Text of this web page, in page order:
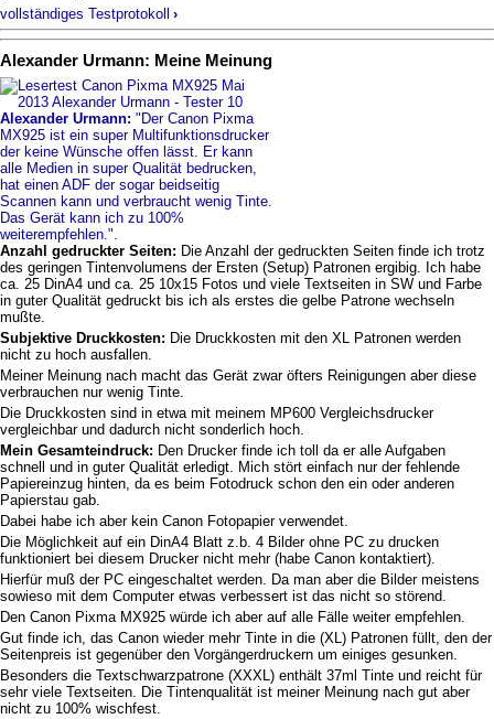
vollständiges Testprotokoll ›
Alexander Urmann: Meine Meinung
Alexander Urmann: "Der Canon Pixma
MX925 ist ein super Multifunktionsdrucker
der keine Wünsche offen lässt. Er kann
alle Medien in super Qualität bedrucken,
hat einen ADF der sogar beidseitig
Scannen kann und verbraucht wenig Tinte.
Das Gerät kann ich zu 100%
weiterempfehlen.".
Anzahl gedruckter Seiten: Die Anzahl der gedruckten Seiten finde ich trotz
des geringen Tintenvolumens der Ersten (Setup) Patronen ergibig. Ich habe
ca. 25 DinA4 und ca. 25 10x15 Fotos und viele Textseiten in SW und Farbe
in guter Qualität gedruckt bis ich als erstes die gelbe Patrone wechseln
mußte.
Subjektive Druckkosten: Die Druckkosten mit den XL Patronen werden
nicht zu hoch ausfallen.
Meiner Meinung nach macht das Gerät zwar öfters Reinigungen aber diese
verbrauchen nur wenig Tinte.
Die Druckkosten sind in etwa mit meinem MP600 Vergleichsdrucker
vergleichbar und dadurch nicht sonderlich hoch.
Mein Gesamteindruck: Den Drucker finde ich toll da er alle Aufgaben
schnell und in guter Qualität erledigt. Mich stört einfach nur der fehlende
Papiereinzug hinten, da es beim Fotodruck schon den ein oder anderen
Papierstau gab.
Dabei habe ich aber kein Canon Fotopapier verwendet.
Die Möglichkeit auf ein DinA4 Blatt z.b. 4 Bilder ohne PC zu drucken
funktioniert bei diesem Drucker nicht mehr (habe Canon kontaktiert).
Hierfür muß der PC eingeschaltet werden. Da man aber die Bilder meistens
sowieso mit dem Computer etwas verbessert ist das nicht so störend.
Den Canon Pixma MX925 würde ich aber auf alle Fälle weiter empfehlen.
Gut finde ich, das Canon wieder mehr Tinte in die (XL) Patronen füllt, den der
Seitenpreis ist gegenüber den Vorgängerdruckern um einiges gesunken.
Besonders die Textschwarzpatrone (XXXL) enthält 37ml Tinte und reicht für
sehr viele Textseiten. Die Tintenqualität ist meiner Meinung nach gut aber
nicht zu 100% wischfest.